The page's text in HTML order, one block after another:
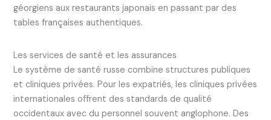
géorgiens aux restaurants japonais en passant par des
tables françaises authentiques.
Les services de santé et les assurances
Le système de santé russe combine structures publiques
et cliniques privées. Pour les expatriés, les cliniques privées
internationales offrent des standards de qualité
occidentaux avec du personnel souvent anglophone. Des